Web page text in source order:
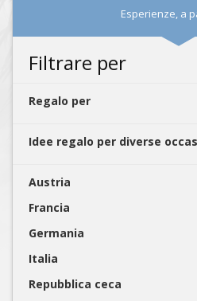
Esperienze, a
Filtrare per
Regalo per
Idee regalo per diverse
Austria
Francia
Germania
Italia
Repubblica ceca